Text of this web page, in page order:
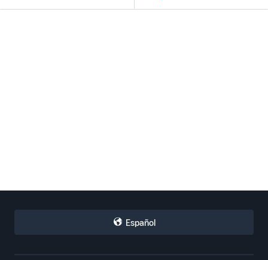
Español